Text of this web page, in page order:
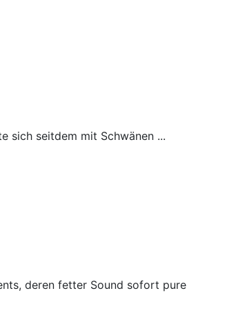
sich seitdem mit Schwänen ...
deren fetter Sound sofort pure